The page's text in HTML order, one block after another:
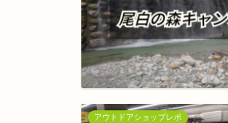
アウトドアショップレポ